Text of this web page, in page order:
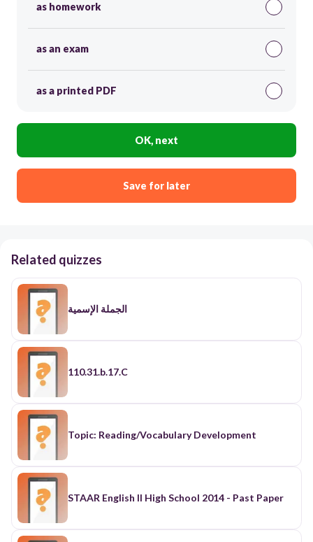
as homework
as an exam
as a printed PDF
OK, next
Save for later
Related quizzes
الجملة الإسمية
110.31.b.17.C
Topic: Reading/Vocabulary Development
STAAR English II High School 2014 - Past Paper